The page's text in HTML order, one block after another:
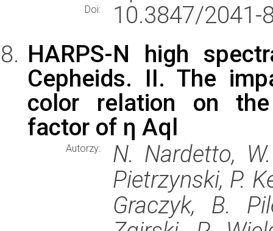
Doi:
10.3847/
HARPS-N high
Cepheids. II. The
color relation on the
factor of η Aql
Autorzy:
N. Nardetto,
Pietrzynski, P.
Graczyk, B.